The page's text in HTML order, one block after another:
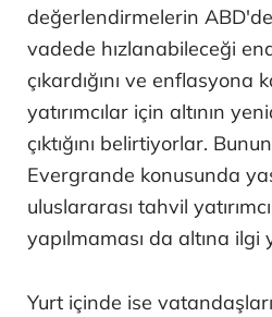
değerlendirmelerin
vadede hızlanabileceği
çıkardığını ve enflasyona
yatırımcılar için altının
çıktığını belirtiyorlar.
Evergrande konusunda
uluslararası tahvil
yapılmaması da altına ilgi
Yurt içinde ise